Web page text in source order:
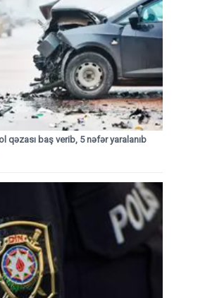
qəzası baş verib, 5 nəfər yaralanıb